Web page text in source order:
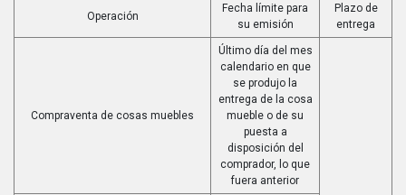
Operación
Fecha límite para
su emisión
Plazo de
entrega
Compraventa de cosas muebles
Último día del mes
calendario en que
se produjo la
entrega de la cosa
mueble o de su
puesta a
disposición del
comprador, lo que
fuera anterior